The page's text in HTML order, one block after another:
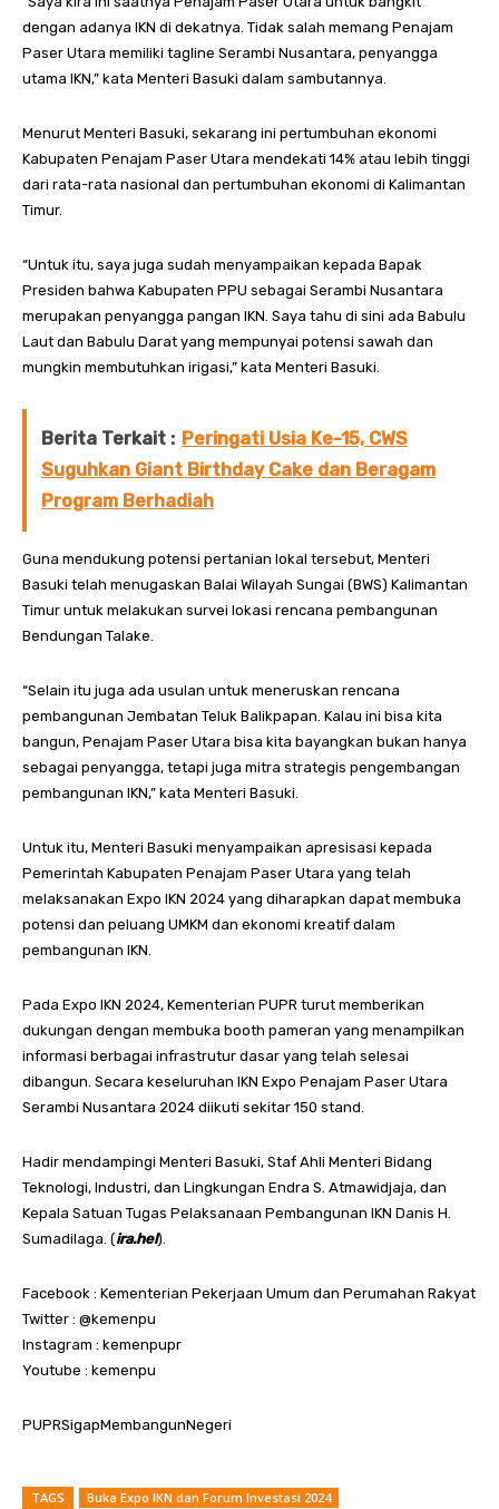
dengan adanya IKN di dekatnya. Tidak salah memang Penajam
Paser Utara memiliki tagline Serambi Nusantara, penyangga
utama IKN,” kata Menteri Basuki dalam sambutannya.
Menurut Menteri Basuki, sekarang ini pertumbuhan ekonomi
Kabupaten Penajam Paser Utara mendekati 14% atau lebih tinggi
dari rata-rata nasional dan pertumbuhan ekonomi di Kalimantan
Timur.
“Untuk itu, saya juga sudah menyampaikan kepada Bapak
Presiden bahwa Kabupaten PPU sebagai Serambi Nusantara
merupakan penyangga pangan IKN. Saya tahu di sini ada Babulu
Laut dan Babulu Darat yang mempunyai potensi sawah dan
mungkin membutuhkan irigasi,” kata Menteri Basuki.
Berita Terkait : Peringati Usia Ke-15, CWS
Suguhkan Giant Birthday Cake dan Beragam
Program Berhadiah
Guna mendukung potensi pertanian lokal tersebut, Menteri
Basuki telah menugaskan Balai Wilayah Sungai (BWS) Kalimantan
Timur untuk melakukan survei lokasi rencana pembangunan
Bendungan Talake.
“Selain itu juga ada usulan untuk meneruskan rencana
pembangunan Jembatan Teluk Balikpapan. Kalau ini bisa kita
bangun, Penajam Paser Utara bisa kita bayangkan bukan hanya
sebagai penyangga, tetapi juga mitra strategis pengembangan
pembangunan IKN,” kata Menteri Basuki.
Untuk itu, Menteri Basuki menyampaikan apresisasi kepada
Pemerintah Kabupaten Penajam Paser Utara yang telah
melaksanakan Expo IKN 2024 yang diharapkan dapat membuka
potensi dan peluang UMKM dan ekonomi kreatif dalam
pembangunan IKN.
Pada Expo IKN 2024, Kementerian PUPR turut memberikan
dukungan dengan membuka booth pameran yang menampilkan
informasi berbagai infrastrutur dasar yang telah selesai
dibangun. Secara keseluruhan IKN Expo Penajam Paser Utara
Serambi Nusantara 2024 diikuti sekitar 150 stand.
Hadir mendampingi Menteri Basuki, Staf Ahli Menteri Bidang
Teknologi, Industri, dan Lingkungan Endra S. Atmawidjaja, dan
Kepala Satuan Tugas Pelaksanaan Pembangunan IKN Danis H.
Sumadilaga. (ira.hel).
Facebook : Kementerian Pekerjaan Umum dan Perumahan Rakyat
Twitter : @kemenpu
Instagram : kemenpupr
Youtube : kemenpu
PUPRSigapMembangunNegeri
TAGS
Buka Expo IKN dan Forum Investasi 2024